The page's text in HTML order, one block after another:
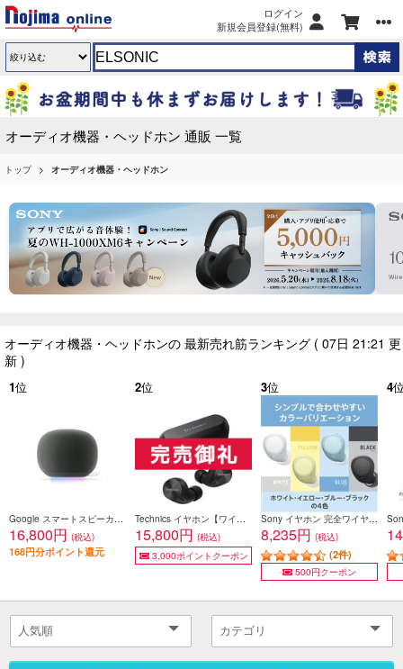
ログイン
新規会員登録(無料)
オーディオ機器・ヘッドホン 通販 一覧
トップ オーディオ機器・ヘッドホン
オーディオ機器・ヘッドホンの 最新売れ筋ランキング ( 07日 21:21 更
新 )
1位
Google スマートスピーカー Google Home Speaker Hazel GA10554JP
16,800円 (税込)
168円分ポイント還元
2位
Technics イヤホン【ワイヤレス（左右分離）/Bluetooth/カナル型/マイク対応/コンパクト/マルチポイント対応/LDAC対応/最大約23時間再生/ブラック】 EAH-AZ60M2-K
15,800円 (税込)
3,000ポイントクーポン
3位
Sony イヤホン 完全ワイヤレス Bluetooth 外音取込 マイク対応 ブラック WF-C510-BC
8,235円 (税込)
(2件)
500円クーポン
4